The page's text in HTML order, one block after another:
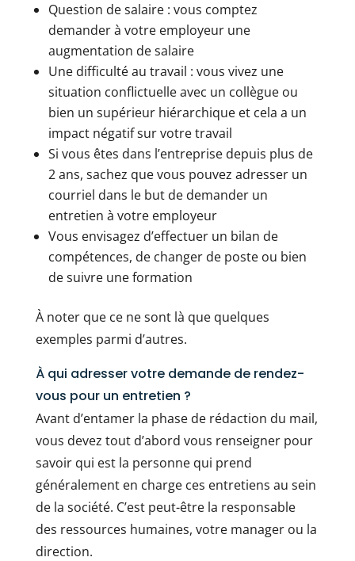
Question de salaire : vous comptez
demander à votre employeur une
augmentation de salaire
Une difficulté au travail : vous vivez une
situation conflictuelle avec un collègue ou
bien un supérieur hiérarchique et cela a un
impact négatif sur votre travail
Si vous êtes dans l’entreprise depuis plus de
2 ans, sachez que vous pouvez adresser un
courriel dans le but de demander un
entretien à votre employeur
Vous envisagez d’effectuer un bilan de
compétences, de changer de poste ou bien
de suivre une formation
À noter que ce ne sont là que quelques
exemples parmi d’autres.
À qui adresser votre demande de rendez-
vous pour un entretien ?
Avant d’entamer la phase de rédaction du mail,
vous devez tout d’abord vous renseigner pour
savoir qui est la personne qui prend
généralement en charge ces entretiens au sein
de la société. C’est peut-être la responsable
des ressources humaines, votre manager ou la
direction.